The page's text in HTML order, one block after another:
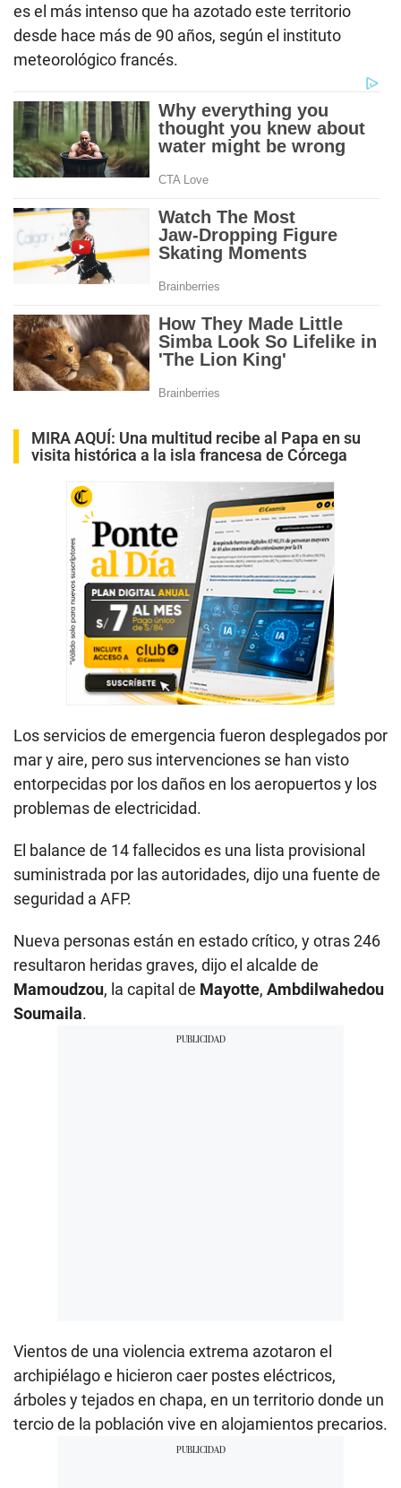
es el más intenso que ha azotado este territorio
desde hace más de 90 años, según el instituto
meteorológico francés.
MIRA AQUÍ: Una multitud recibe al Papa en su
visita histórica a la isla francesa de Córcega
Los servicios de emergencia fueron desplegados por
mar y aire, pero sus intervenciones se han visto
entorpecidas por los daños en los aeropuertos y los
problemas de electricidad.
El balance de 14 fallecidos es una lista provisional
suministrada por las autoridades, dijo una fuente de
seguridad a AFP.
Nueva personas están en estado crítico, y otras 246
resultaron heridas graves, dijo el alcalde de
Mamoudzou, la capital de Mayotte, Ambdilwahedou
Soumaila.
Vientos de una violencia extrema azotaron el
archipiélago e hicieron caer postes eléctricos,
árboles y tejados en chapa, en un territorio donde un
tercio de la población vive en alojamientos precarios.